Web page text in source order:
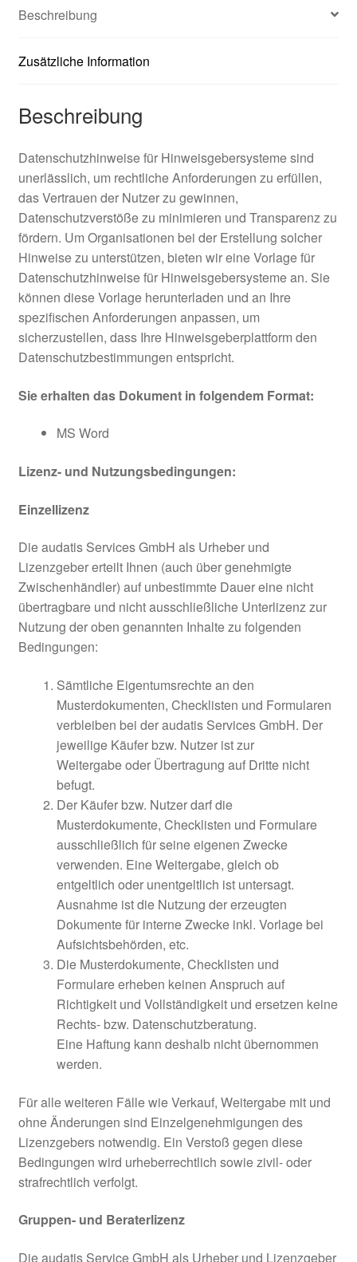
Beschreibung
Zusätzliche Information
Beschreibung
Datenschutzhinweise für Hinweisgebersysteme sind
unerlässlich, um rechtliche Anforderungen zu erfüllen,
das Vertrauen der Nutzer zu gewinnen,
Datenschutzverstöße zu minimieren und Transparenz zu
fördern. Um Organisationen bei der Erstellung solcher
Hinweise zu unterstützen, bieten wir eine Vorlage für
Datenschutzhinweise für Hinweisgebersysteme an. Sie
können diese Vorlage herunterladen und an Ihre
spezifischen Anforderungen anpassen, um
sicherzustellen, dass Ihre Hinweisgeberplattform den
Datenschutzbestimmungen entspricht.
Sie erhalten das Dokument in folgendem Format:
MS Word
Lizenz- und Nutzungsbedingungen:
Einzellizenz
Die audatis Services GmbH als Urheber und
Lizenzgeber erteilt Ihnen (auch über genehmigte
Zwischenhändler) auf unbestimmte Dauer eine nicht
übertragbare und nicht ausschließliche Unterlizenz zur
Nutzung der oben genannten Inhalte zu folgenden
Bedingungen:
Sämtliche Eigentumsrechte an den
Musterdokumenten, Checklisten und Formularen
verbleiben bei der audatis Services GmbH. Der
jeweilige Käufer bzw. Nutzer ist zur
Weitergabe oder Übertragung auf Dritte nicht
befugt.
Der Käufer bzw. Nutzer darf die
Musterdokumente, Checklisten und Formulare
ausschließlich für seine eigenen Zwecke
verwenden. Eine Weitergabe, gleich ob
entgeltlich oder unentgeltlich ist untersagt.
Ausnahme ist die Nutzung der erzeugten
Dokumente für interne Zwecke inkl. Vorlage bei
Aufsichtsbehörden, etc.
Die Musterdokumente, Checklisten und
Formulare erheben keinen Anspruch auf
Richtigkeit und Vollständigkeit und ersetzen keine
Rechts- bzw. Datenschutzberatung.
Eine Haftung kann deshalb nicht übernommen
werden.
Für alle weiteren Fälle wie Verkauf, Weitergabe mit und
ohne Änderungen sind Einzelgenehmigungen des
Lizenzgebers notwendig. Ein Verstoß gegen diese
Bedingungen wird urheberrechtlich sowie zivil- oder
strafrechtlich verfolgt.
Gruppen- und Beraterlizenz
Die audatis Service GmbH als Urheber und Lizenzgeber